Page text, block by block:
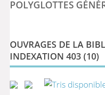
POLYGLOTTES
OUVRAGES DE LA
INDEXATION 403 (10)